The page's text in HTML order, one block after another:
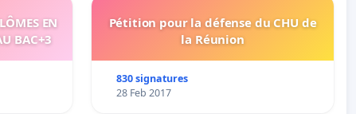
EN
BAC+3
Pétition pour la défense du CHU de
la Réunion
830 signatures
28 Feb 2017